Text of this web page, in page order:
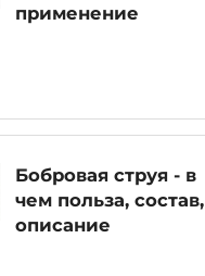
применение
Бобровая струя - в
чем польза, состав,
описание